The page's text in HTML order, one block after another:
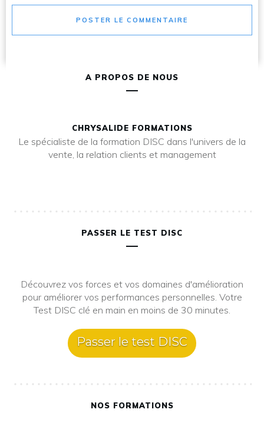
POSTER LE COMMENTAIRE
A PROPOS DE NOUS
CHRYSALIDE FORMATIONS
Le spécialiste de la formation DISC dans l'univers de la
vente, la relation clients et management
PASSER LE TEST DISC
Découvrez vos forces et vos domaines d'amélioration
pour améliorer vos performances personnelles. Votre
Test DISC clé en main en moins de 30 minutes.
Passer le test DISC
NOS FORMATIONS